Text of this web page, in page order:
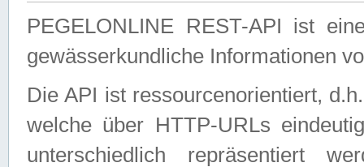
PEGELONLINE REST-API ist
gewässerkundliche Informationen
Die API ist ressourcenorientiert,
welche über HTTP-URLs
unterschiedlich repräsentiert